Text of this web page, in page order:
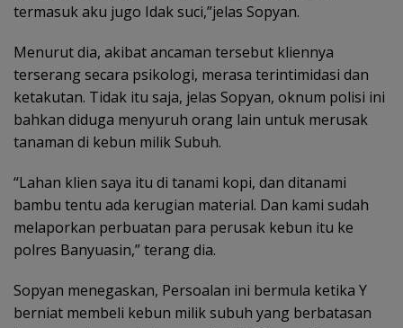
termasuk aku jugo Idak suci,”jelas Sopyan.
Menurut dia, akibat ancaman tersebut kliennya
terserang secara psikologi, merasa terintimidasi dan
ketakutan. Tidak itu saja, jelas Sopyan, oknum polisi ini
bahkan diduga menyuruh orang lain untuk merusak
tanaman di kebun milik Subuh.
“Lahan klien saya itu di tanami kopi, dan ditanami
bambu tentu ada kerugian material. Dan kami sudah
melaporkan perbuatan para perusak kebun itu ke
polres Banyuasin,” terang dia.
Sopyan menegaskan, Persoalan ini bermula ketika Y
berniat membeli kebun milik subuh yang berbatasan